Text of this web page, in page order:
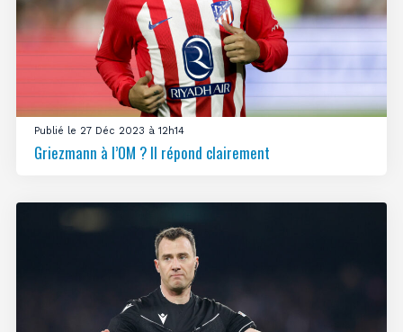
Publié le 27 Déc 2023 à 12h14
Griezmann à l’OM ? Il répond clairement